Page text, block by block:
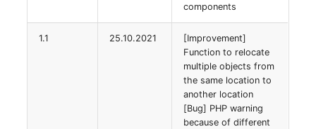
Stammdaten
(Personengruppe)
Standort
components
1.1 25.10.2021
[Improvement]
Function to relocate
multiple objects from
the same location to
another location
[Bug] PHP warning
because of different